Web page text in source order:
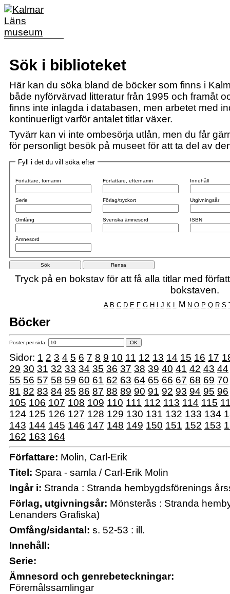
Sök i biblioteket
Här kan du söka bland de böcker som finns i
både nyförvärvad litteratur från 1995 och framåt
finns inte inlagda i databasen, men arbetet med
kontinuerligt varför antalet titlar växer.
Tyvärr kan vi inte ombesörja utlån, men du får
för personligt besök på museet för att ta del av
Fyll i det du vill söka efter
Författare, förnamn
Serie
Omfång
Ämnesord
Författare, efternamn
Förlag/tryckort
Svenska ämnesord
Innehåll
Utgivningsår
ISBN
Tryck på en bokstav för att få alla titlar med
bokstaven.
A B C D E F G H I J K L M N O P Q R S
Böcker
Poster per sida:
Sidor: 1 2 3 4 5 6 7 8 9 10 11 12 13 14 15 16 17
29 30 31 32 33 34 35 36 37 38 39 40 41 42 43 44
55 56 57 58 59 60 61 62 63 64 65 66 67 68 69 70
81 82 83 84 85 86 87 88 89 90 91 92 93 94 95 96
105 106 107 108 109 110 111 112 113 114 115
124 125 126 127 128 129 130 131 132 133 134
143 144 145 146 147 148 149 150 151 152 153
162 163 164
Författare: Molin, Carl-Erik
Titel: Spara - samla / Carl-Erik Molin
Ingår i: Stranda : Stranda hembygdsförenings
Förlag, utgivningsår: Mönsterås : Stranda
Lenanders Grafiska)
Omfång/sidantal: s. 52-53 : ill.
Innehåll:
Serie:
Ämnesord och genrebeteckningar:
Föremålssamlingar